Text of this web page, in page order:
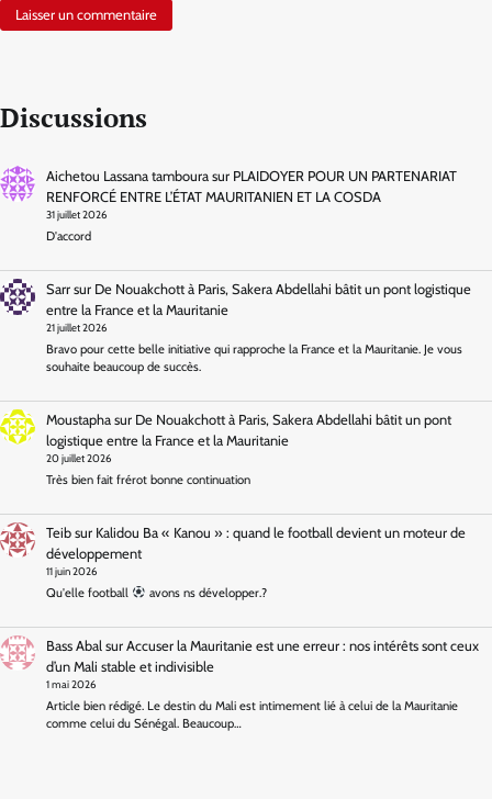
Discussions
Aichetou Lassana tambourasur PLAIDOYER POUR UN PARTENARIAT
RENFORCÉ ENTRE L’ÉTAT MAURITANIEN ET LA COSDA
31 juillet 2026
D'accord
Sarrsur De Nouakchott à Paris, Sakera Abdellahi bâtit un pont logistique
entre la France et la Mauritanie
21 juillet 2026
Bravo pour cette belle initiative qui rapproche la France et la Mauritanie. Je vous
souhaite beaucoup de succès.
Moustaphasur De Nouakchott à Paris, Sakera Abdellahi bâtit un pont
logistique entre la France et la Mauritanie
20 juillet 2026
Très bien fait frérot bonne continuation
Teibsur Kalidou Ba « Kanou » : quand le football devient un moteur de
développement
11 juin 2026
Qu'elle football avons ns développer.?
Bass Abal sur Accuser la Mauritanie est une erreur : nos intérêts sont ceux
d’un Mali stable et indivisible
1 mai 2026
Article bien rédigé. Le destin du Mali est intimement lié à celui de la Mauritanie
comme celui du Sénégal. Beaucoup…